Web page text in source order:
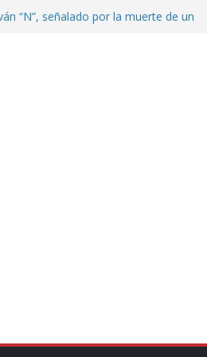
“N”, señalado por la muerte de un
Veracruz; aumentan a 33 los
secos